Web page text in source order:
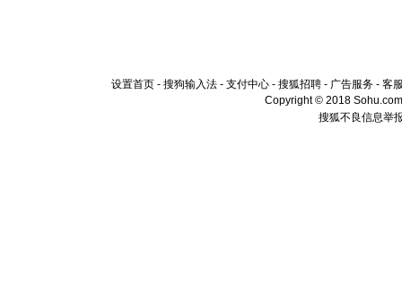
设置首页 - 搜狗输入法 - 支付中心 - 搜狐招聘 - 广告服务 - 客
Copyright © 2018
搜狐不良信息举